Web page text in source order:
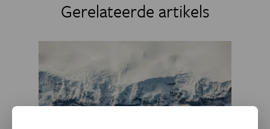
Gerelateerde artikels